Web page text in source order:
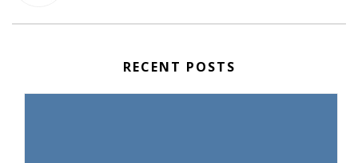
RECENT POSTS